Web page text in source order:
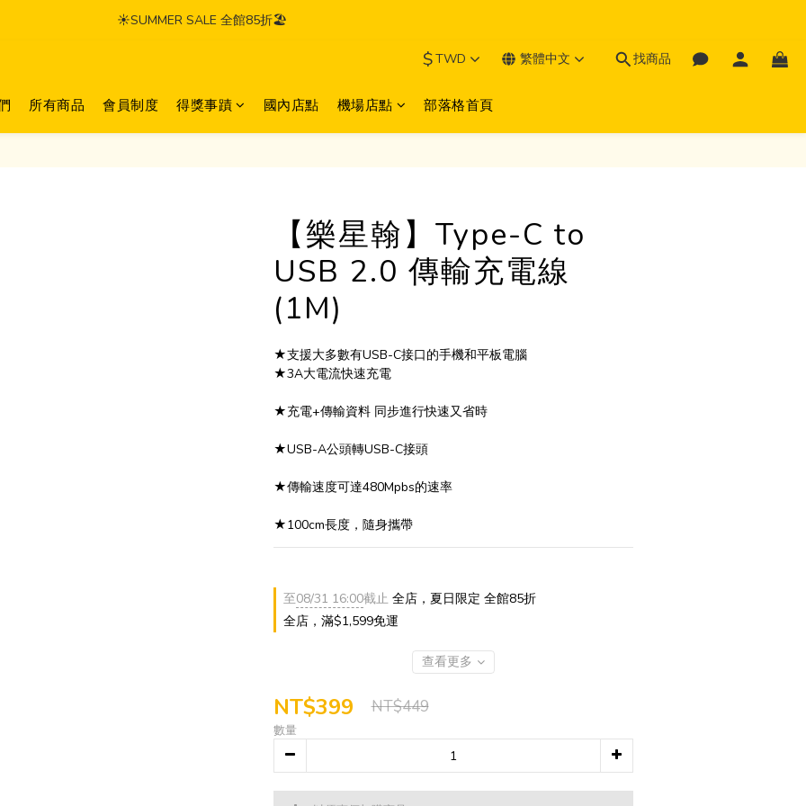
☀️SUMMER SALE 全館85折🏖️
$TWD 繁體中文 找商品
所有商品 會員制度 得獎事蹟 國內店點 機場店點 部落格首頁
【樂星翰】Type-C to
USB 2.0 傳輸充電線
(1M)
★支援大多數有USB-C接口的手機和平板電腦
★3A大電流快速充電
★充電+傳輸資料 同步進行快速又省時
★USB-A公頭轉USB-C接頭
★傳輸速度可達480Mpbs的速率
★100cm長度，隨身攜帶
至08/31 16:00截止全店，夏日限定 全館85折
全店，滿$1,599免運
查看更多
NT$399 NT$449
數量